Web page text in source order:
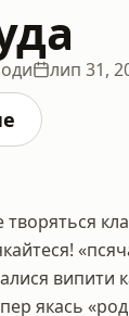
лип 31,
випити
якась